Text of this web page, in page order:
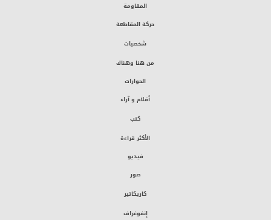
المقاومة
حركة المقاطعة
شخصيات
من هنا وهناك
الحوارات
أقلام و آراء
كتب
الأكثر قراءة
فيديو
صور
كاريكاتير
إنفوغراف